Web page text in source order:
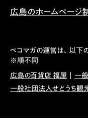
広島のホームページ
ペコマガの運営は、以下
※順不同
広島の百貨店 福屋
一
一般社団法人せとうち観